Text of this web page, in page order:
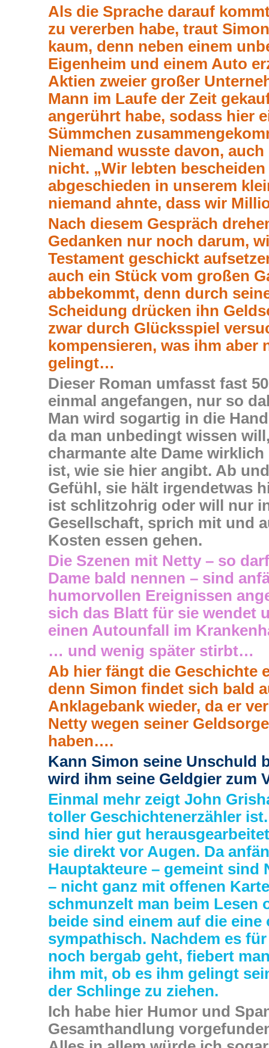
Als die Sprache darauf
zu vererben habe, traut
kaum, denn neben einem
Eigenheim und einem Auto
Aktien zweier großer
Mann im Laufe der Zeit
angerührt habe, sodass hier
Sümmchen
Niemand wusste davon, auch
nicht. „Wir lebten
abgeschieden in unserem
niemand ahnte, dass wir
Nach diesem Gespräch
Gedanken nur noch darum,
Testament geschickt
auch ein Stück vom großen
abbekommt, denn durch
Scheidung drücken ihn
zwar durch Glücksspiel
kompensieren, was ihm aber
gelingt…
Dieser Roman umfasst fast
einmal angefangen, nur so
Man wird sogartig in die
da man unbedingt wissen
charmante alte Dame
ist, wie sie hier angibt. Ab
Gefühl, sie hält irgendetwas
ist schlitzohrig oder will nur
Gesellschaft, sprich mit und
Kosten essen gehen.
Die Szenen mit Netty – so
Dame bald nennen – sind
humorvollen Ereignissen
sich das Blatt für sie wendet
einen Autounfall im
… und wenig später stirbt…
Ab hier fängt die Geschichte
denn Simon findet sich bald
Anklagebank wieder, da er
Netty wegen seiner
haben….
Kann Simon seine Unschuld
wird ihm seine Geldgier zum
Einmal mehr zeigt John
toller Geschichtenerzähler
sind hier gut
sie direkt vor Augen. Da
Hauptakteure – gemeint sind
– nicht ganz mit offenen
schmunzelt man beim Lesen
beide sind einem auf die eine
sympathisch. Nachdem es
noch bergab geht, fiebert
ihm mit, ob es ihm gelingt
der Schlinge zu ziehen.
Ich habe hier Humor und
Gesamthandlung